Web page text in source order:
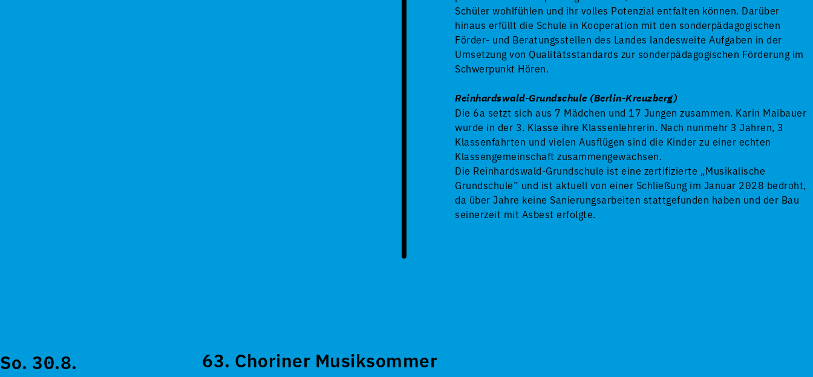
Schüler wohlfühlen und ihr volles Potenzial entfalten können. Darüber
hinaus erfüllt die Schule in Kooperation mit den sonderpädagogischen
Förder- und Beratungsstellen des Landes landesweite Aufgaben in der
Umsetzung von Qualitätsstandards zur sonderpädagogischen Förderung im
Schwerpunkt Hören.
Reinhardswald-Grundschule (Berlin-Kreuzberg)
Die 6a setzt sich aus 7 Mädchen und 17 Jungen zusammen. Karin Maibauer
wurde in der 3. Klasse ihre Klassenlehrerin. Nach nunmehr 3 Jahren, 3
Klassenfahrten und vielen Ausflügen sind die Kinder zu einer echten
Klassengemeinschaft zusammengewachsen.
Die Reinhardswald-Grundschule ist eine zertifizierte „Musikalische
Grundschule” und ist aktuell von einer Schließung im Januar 2028 bedroht,
da über Jahre keine Sanierungsarbeiten stattgefunden haben und der Bau
seinerzeit mit Asbest erfolgte.
So. 30.8. 63. Choriner Musiksommer